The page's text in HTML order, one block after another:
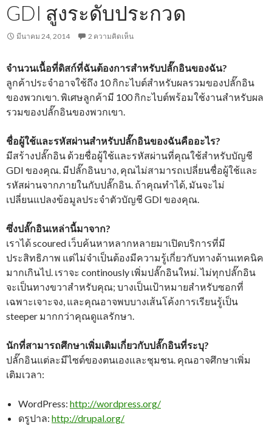
GDI สูงระดับประกวด
มีนาคม 24, 2014 2 ความคิดเห็น
จำนวนเนื้อที่ดิสก์ที่ฉันต้องการสำหรับปลั๊กอินของฉัน?
ลูกค้าประจำอาจใช้ถึง 10 กิกะไบต์สำหรับผลรวมของปลั๊กอิน
ของพวกเขา. พิเศษลูกค้ามี 100 กิกะไบต์พร้อมใช้งานสำหรับผล
รวมของปลั๊กอินของพวกเขา.
ชื่อผู้ใช้และรหัสผ่านสำหรับปลั๊กอินของฉันคืออะไร?
มีสร้างปลั๊กอิน ด้วยชื่อผู้ใช้และรหัสผ่านที่คุณใช้สำหรับบัญชี
GDI ของคุณ. มีปลั๊กอินบาง, คุณไม่สามารถเปลี่ยนชื่อผู้ใช้และ
รหัสผ่านจากภายในกับปลั๊กอิน. ถ้าคุณทำได้, มันจะไม่
เปลี่ยนแปลงข้อมูลประจำตัวบัญชี GDI ของคุณ.
ซึ่งปลั๊กอินเหล่านี้มาจาก?
เราได้ scoured เว็บค้นหาหลากหลายมาเปิดบริการที่มี
ประสิทธิภาพ แต่ไม่จำเป็นต้องมีความรู้เกี่ยวกับทางด้านเทคนิค
มากเกินไป. เราจะ continously เพิ่มปลั๊กอินใหม่. ไม่ทุกปลั๊กอิน
จะเป็นทางขวาสำหรับคุณ; บางเป็นเป้าหมายสำหรับซอกที่
เฉพาะเจาะจง, และคุณอาจพบบางเส้นโค้งการเรียนรู้เป็น
steeper มากกว่าคุณดูแลรักษา.
นักที่สามารถศึกษาเพิ่มเติมเกี่ยวกับปลั๊กอินที่ระบุ?
ปลั๊กอินแต่ละมีไซต์ของตนเองและชุมชน. คุณอาจศึกษาเพิ่ม
เติมเวลา:
WordPress: http://wordpress.org/
ดรูปาล: http://drupal.org/